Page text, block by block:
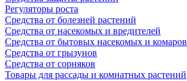
Регуляторы роста
Средства от болезней растений
Средства от насекомых и вредителей
Средства от бытовых насекомых и комаров
Средства от грызунов
Средства от сорняков
Товары для рассады и комнатных растений